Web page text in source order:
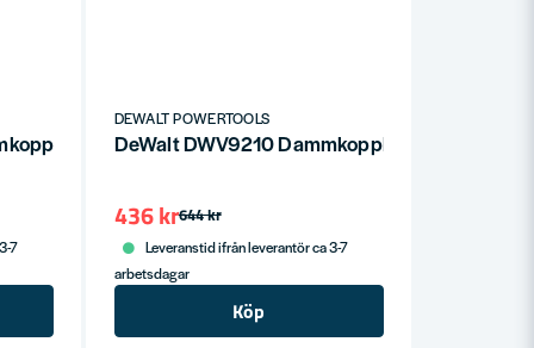
35mm
7
DEWALT POWERTOOLS
DeWalt DWV9210 Dammkopplingssystem
644 kr
436 kr
Leveranstid ifrån leverantör ca 3-7
arbetsdagar
Köp